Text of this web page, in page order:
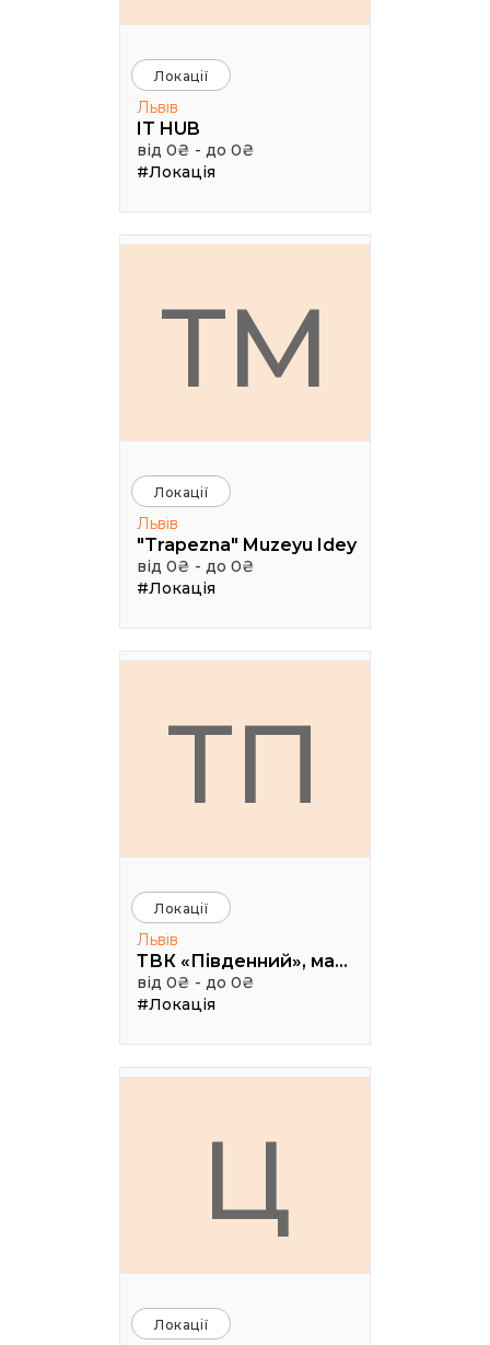
Локації
Львів
IT HUB
від 0₴ - до 0₴
#Локація
TM
Локації
Львів
"Trapezna" Muzeyu Idey
від 0₴ - до 0₴
#Локація
ТП
Локації
Львів
ТВК «Південний», малий конференц зал
від 0₴ - до 0₴
#Локація
Ц
Локації